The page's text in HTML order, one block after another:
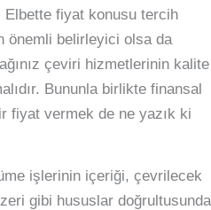
Elbette fiyat konusu tercih
önemli belirleyici olsa da
çeviri hizmetlerinin kalite
Bununla birlikte finansal
fiyat vermek de ne yazık ki
işlerinin içeriği, çevrilecek
gibi hususlar doğrultusunda